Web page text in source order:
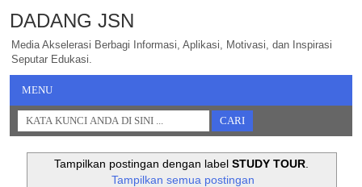
DADANG JSN
Media Akselerasi Berbagi Informasi, Aplikasi, Motivasi, dan Inspirasi
Seputar Edukasi.
MENU
Tampilkan postingan dengan label STUDY TOUR.
Tampilkan semua postingan